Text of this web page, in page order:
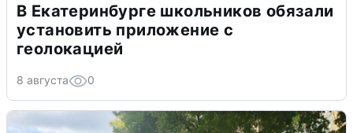
В Екатеринбурге школьников обязали
установить приложение с
геолокацией
8 августа 0